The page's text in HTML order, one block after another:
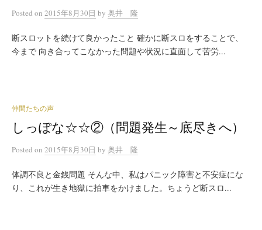
Posted on 2015年8月30日 by 奥井 隆
断スロットを続けて良かったこと 確かに断スロをすることで、
今まで 向き合ってこなかった問題や状況に直面して苦労...
仲間たちの声
しっぽな☆☆②（問題発生～底尽きへ）
Posted on 2015年8月30日 by 奥井 隆
体調不良と金銭問題 そんな中、私はパニック障害と不安症にな
り、これが生き地獄に拍車をかけました。ちょうど断スロ...